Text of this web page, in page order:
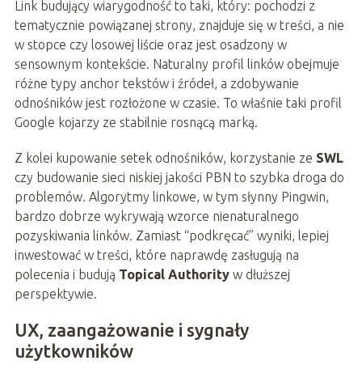
Link budujący wiarygodność to taki, który: pochodzi z
tematycznie powiązanej strony, znajduje się w treści, a nie
w stopce czy losowej liście oraz jest osadzony w
sensownym kontekście. Naturalny profil linków obejmuje
różne typy anchor tekstów i źródeł, a zdobywanie
odnośników jest rozłożone w czasie. To właśnie taki profil
Google kojarzy ze stabilnie rosnącą marką.
Z kolei kupowanie setek odnośników, korzystanie ze SWL
czy budowanie sieci niskiej jakości PBN to szybka droga do
problemów. Algorytmy linkowe, w tym słynny Pingwin,
bardzo dobrze wykrywają wzorce nienaturalnego
pozyskiwania linków. Zamiast “podkręcać” wyniki, lepiej
inwestować w treści, które naprawdę zasługują na
polecenia i budują Topical Authorityw dłuższej
perspektywie.
UX, zaangażowanie i sygnały
użytkowników